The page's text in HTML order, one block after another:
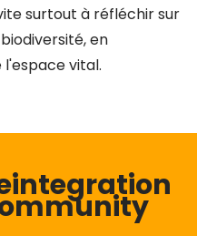
surtout à réfléchir sur
en
vital.